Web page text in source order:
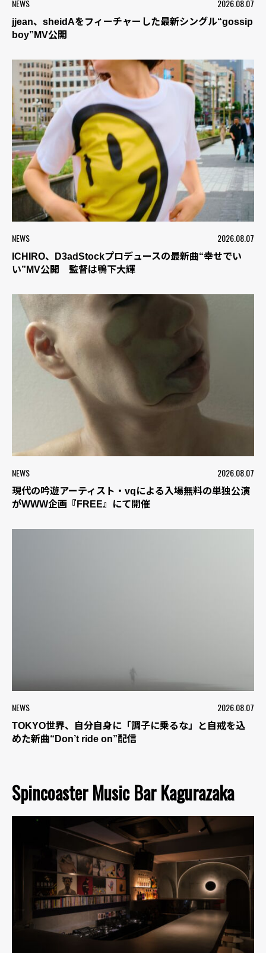
NEWS 2026.08.07
jjean、sheidAをフィーチャーした最新シングル“gossip
boy”MV公開
NEWS 2026.08.07
ICHIRO、D3adStockプロデュースの最新曲“幸せでい
い”MV公開 監督は鴨下大輝
NEWS 2026.08.07
現代の吟遊アーティスト・vqによる入場無料の単独公演
がWWW企画『FREE』にて開催
NEWS 2026.08.07
TOKYO世界、自分自身に「調子に乗るな」と自戒を込
めた新曲“Don’t ride on”配信
Spincoaster Music Bar Kagurazaka